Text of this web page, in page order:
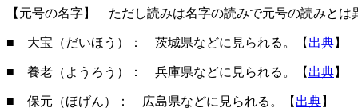
【元号の名字】 ただし読みは名字の読みで元号の読みとは
■ 大宝（だいほう）： 茨城県などに見られる。【 出典】
■ 養老（ようろう）： 兵庫県などに見られる。【 出典】
■ 保元（ほげん）： 広島県などに見られる。【 出典】